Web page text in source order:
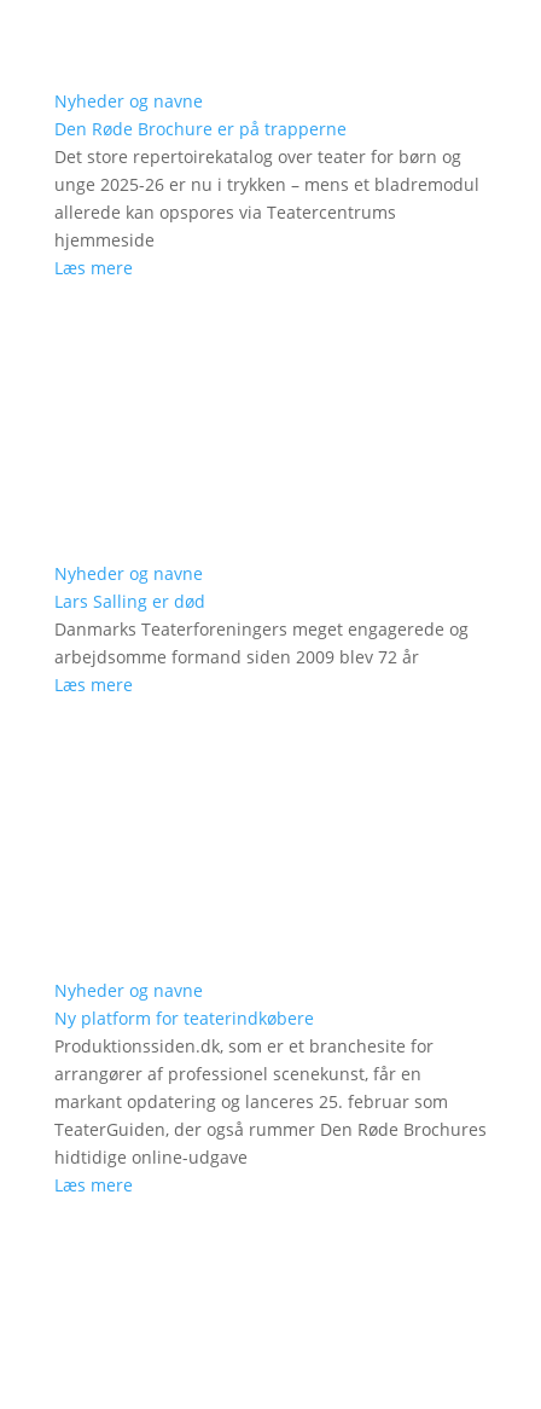
Nyheder og navne
Den Røde Brochure er på trapperne
Det store repertoirekatalog over teater for børn og
unge 2025-26 er nu i trykken – mens et bladremodul
allerede kan opspores via Teatercentrums
hjemmeside
Læs mere
Nyheder og navne
Lars Salling er død
Danmarks Teaterforeningers meget engagerede og
arbejdsomme formand siden 2009 blev 72 år
Læs mere
Nyheder og navne
Ny platform for teaterindkøbere
Produktionssiden.dk, som er et branchesite for
arrangører af professionel scenekunst, får en
markant opdatering og lanceres 25. februar som
TeaterGuiden, der også rummer Den Røde Brochures
hidtidige online-udgave
Læs mere